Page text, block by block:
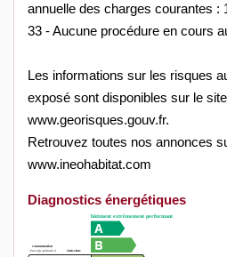
annuelle des charges courantes :
33 - Aucune procédure en cours
Les informations sur les risques
exposé sont disponibles sur le
www.georisques.gouv.fr.
Retrouvez toutes nos annonces
www.ineohabitat.com
Diagnostics énergétiques